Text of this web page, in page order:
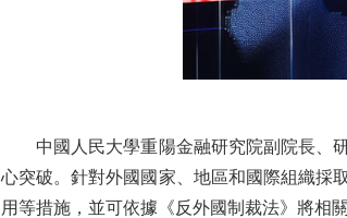
中國人民大學重陽金融研究院副院長、研
心突破。針對外國國家、地區和國際組織採
用等措施，並可依據《反外國制裁法》將相